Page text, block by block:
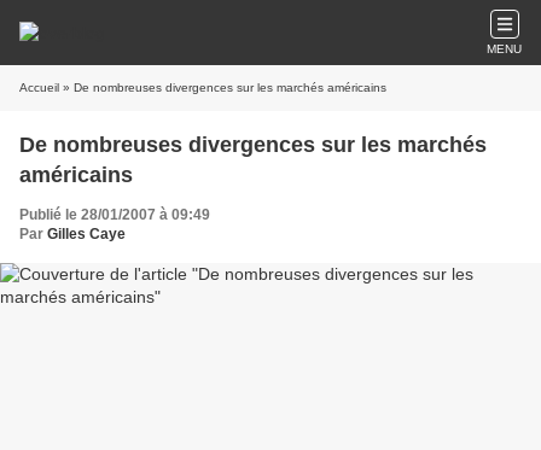
MENU
Accueil » De nombreuses divergences sur les marchés américains
De nombreuses divergences sur les marchés
américains
Publié le 28/01/2007 à 09:49
Par Gilles Caye